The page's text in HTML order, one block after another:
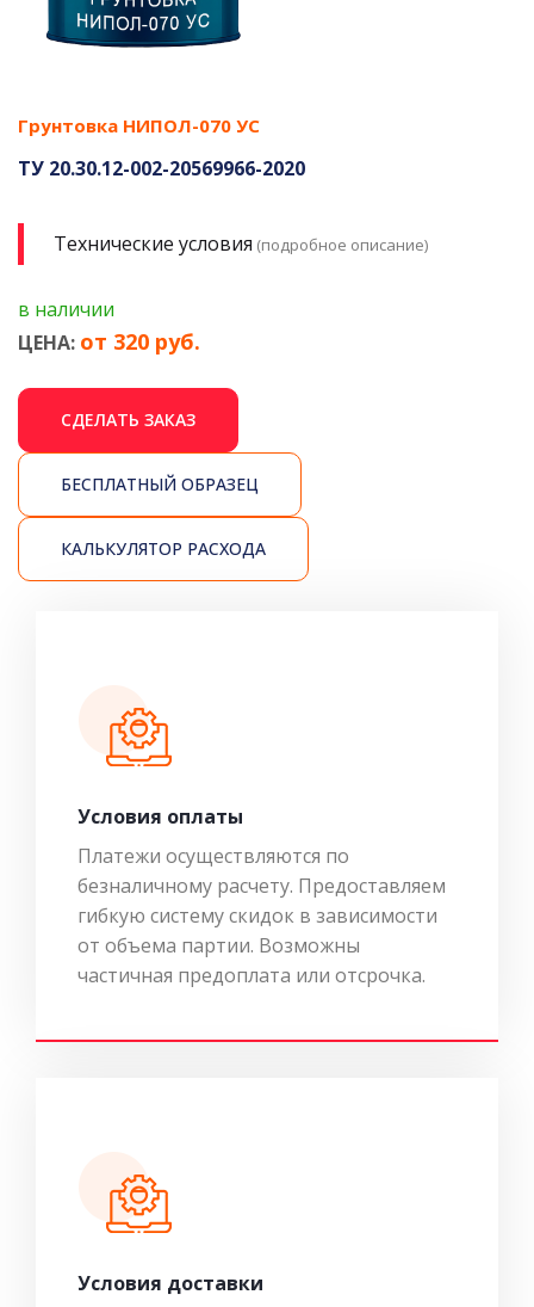
Грунтовка НИПОЛ-070 УС
ТУ 20.30.12-002-20569966-2020
Технические условия (подробное описание)
в наличии
ЦЕНА: от 320 руб.
СДЕЛАТЬ ЗАКАЗ
БЕСПЛАТНЫЙ ОБРАЗЕЦ
КАЛЬКУЛЯТОР РАСХОДА
Условия оплаты
Платежи осуществляются по
безналичному расчету. Предоставляем
гибкую систему скидок в зависимости
от объема партии. Возможны
частичная предоплата или отсрочка.
Условия доставки